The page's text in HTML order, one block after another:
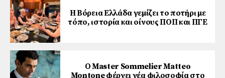
Η Βόρεια Ελλάδα γεμίζει το ποτήρι με
τόπο, ιστορία και οίνους ΠΟΠ και ΠΓΕ
Ο Master Sommelier Matteo
Montone φέρνει νέα φιλοσοφία στο